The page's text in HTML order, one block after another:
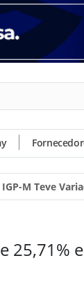
IGP-M Teve
25,71%